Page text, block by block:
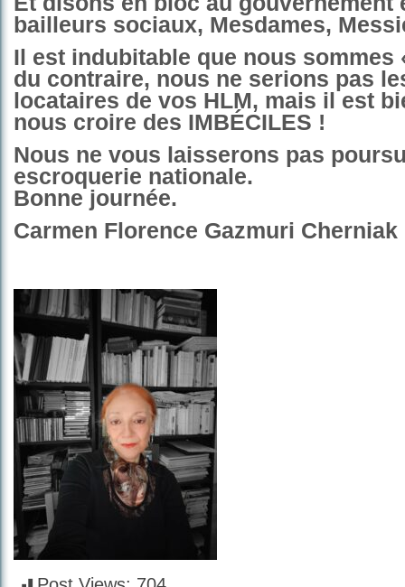
bailleurs sociaux, Mesdames,
Il est indubitable que nous sommes
du contraire, nous ne serions pas
locataires de vos HLM, mais il est
nous croire des IMBÉCILES !
Nous ne vous laisserons pas
escroquerie nationale.
Bonne journée.
Carmen Florence Gazmuri Cherniak